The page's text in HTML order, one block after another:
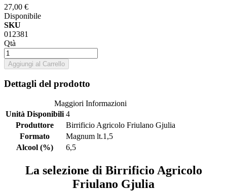
27,00 €
Disponibile
SKU
012381
Qtà
Aggiungi al Carrello
Dettagli del prodotto
Maggiori Informazioni
Unità Disponibili 4
Produttore
Birrificio Agricolo Friulano Gjulia
Formato
Magnum lt.1,5
Alcool (%)
6,5
La selezione di Birrificio Agricolo
Friulano Gjulia